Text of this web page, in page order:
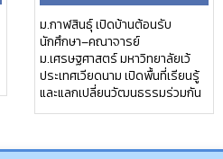
ม.กาฬสินธุ์ เปิดบ้านต้อนรับ
นักศึกษา–คณาจารย์
ม.เศรษฐศาสตร์ มหาวิทยาลัยเว้
ประเทศเวียดนาม เปิดพื้นที่เรียนรู้
และแลกเปลี่ยนวัฒนธรรมร่วมกัน